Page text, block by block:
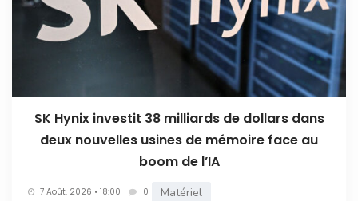
SK Hynix investit 38 milliards de dollars dans
deux nouvelles usines de mémoire face au
boom de l’IA
7 Août. 2026 • 18:00 0 Matériel